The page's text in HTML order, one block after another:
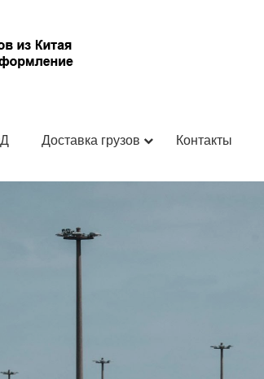
Доставка грузов Контакты